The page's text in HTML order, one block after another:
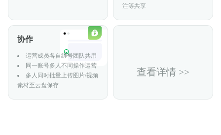
注等共享
协作
运营成员各自绑号团队共用
同一账号多人不同操作运营
多人同时批量上传图片/视频
素材至云盘保存
查看详情 >>